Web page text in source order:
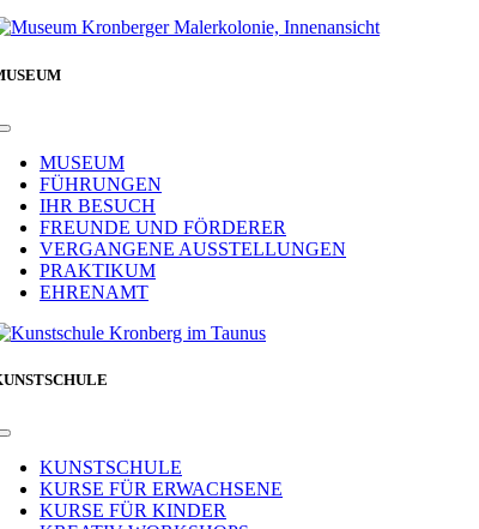
Toggle
NavigationMUSEUM
FÜHRUNGEN
IHR BESUCH
FREUNDE UND FÖRDERER
VERGANGENE AUSSTELLUNGEN
PRAKTIKUM
EHRENAMT
Toggle
NavigationKUNSTSCHULE
KURSE FÜR ERWACHSENE
KURSE FÜR KINDER